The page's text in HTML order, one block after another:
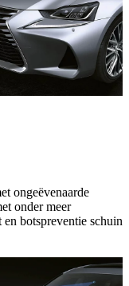
ongeëvenaarde
onder meer
botspreventie schuin